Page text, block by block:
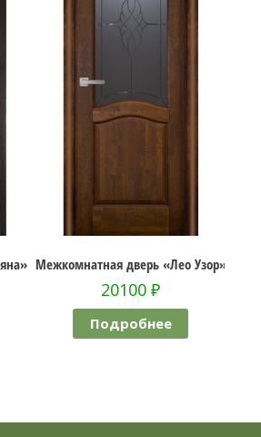
Межкомнатная дверь «Лео Узор»
20100₽
Подробнее